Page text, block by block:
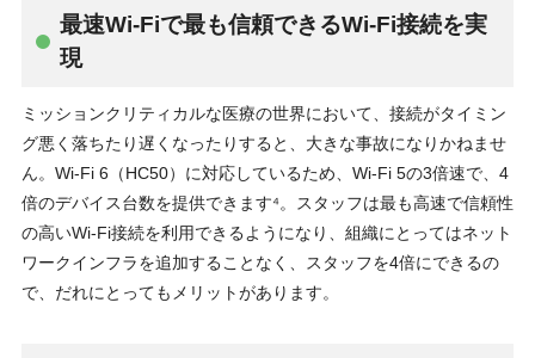
最速Wi-Fiで最も信頼できるWi-Fi接続を実
現
ミッションクリティカルな医療の世界において、接続がタイミン
グ悪く落ちたり遅くなったりすると、大きな事故になりかねませ
ん。Wi-Fi 6（HC50）に対応しているため、Wi-Fi 5の3倍速で、4
倍のデバイス台数を提供できます⁴。スタッフは最も高速で信頼性
の高いWi-Fi接続を利用できるようになり、組織にとってはネット
ワークインフラを追加することなく、スタッフを4倍にできるの
で、だれにとってもメリットがあります。